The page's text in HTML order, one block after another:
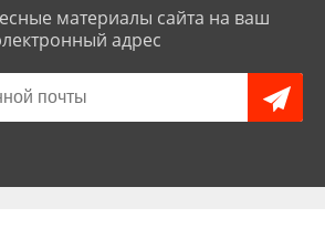
материалы сайта на ваш
адрес